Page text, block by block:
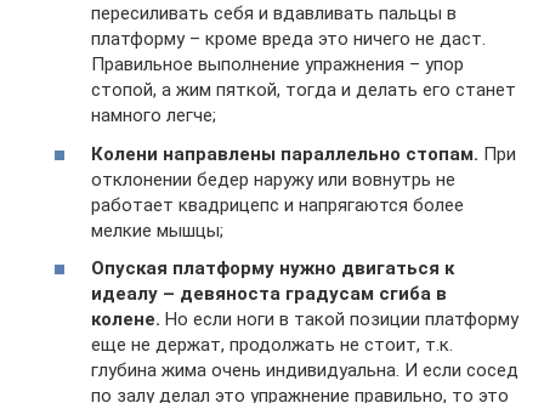
пересиливать себя и вдавливать пальцы в
платформу – кроме вреда это ничего не даст.
Правильное выполнение упражнения – упор
стопой, а жим пяткой, тогда и делать его станет
намного легче;
Колени направлены параллельно стопам. При
отклонении бедер наружу или вовнутрь не
работает квадрицепс и напрягаются более
мелкие мышцы;
Опуская платформу нужно двигаться к
идеалу – девяноста градусам сгиба в
колене. Но если ноги в такой позиции платформу
еще не держат, продолжать не стоит, т.к.
глубина жима очень индивидуальна. И если сосед
по залу делал это упражнение правильно, то это